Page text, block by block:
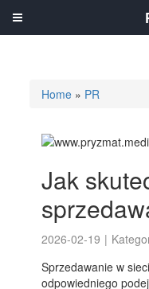
Home » PR
Jak
2026-02-19 |
Sprzedawanie w
odpowiedniego